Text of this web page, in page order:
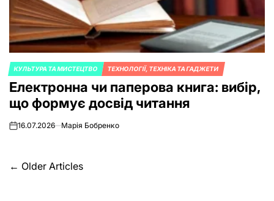
POSTED
IN
КУЛЬТУРА ТА МИСТЕЦТВО ТЕХНОЛОГІЇ, ТЕХНІКА ТА ГАДЖЕТИ
Електронна чи паперова книга: вибір,
що формує досвід читання
on16.07.2026 Марія Бобренко
Posts
← Older Articles